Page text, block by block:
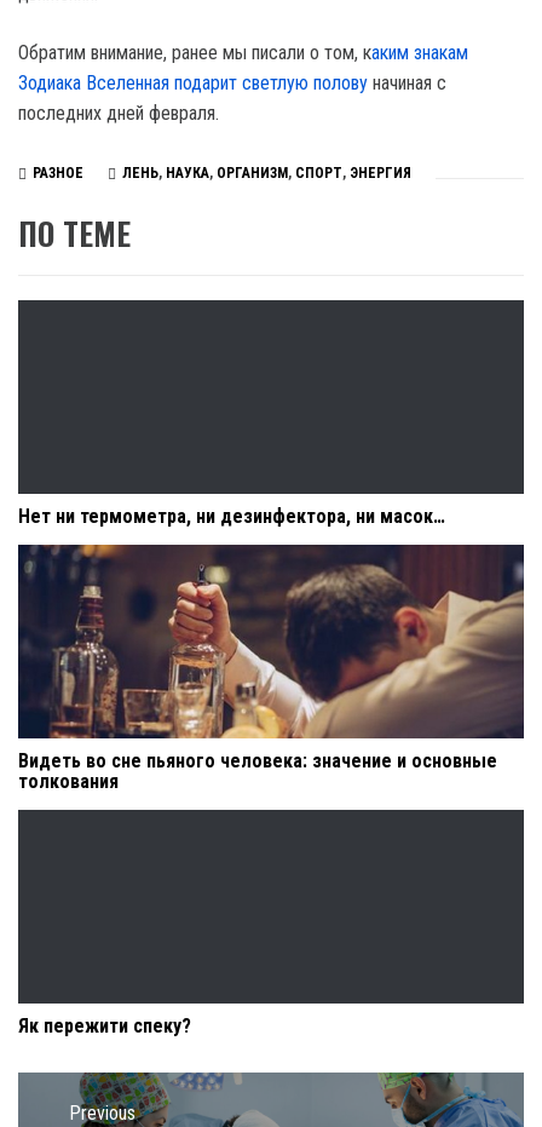
Обратим внимание, ранее мы писали о том, каким знакам
Зодиака Вселенная подарит светлую полову начиная с
последних дней февраля.
РАЗНОЕ ЛЕНЬ, НАУКА, ОРГАНИЗМ , СПОРТ, ЭНЕРГИЯ
ПО ТЕМЕ
Нет ни термометра, ни дезинфектора, ни масок…
Видеть во сне пьяного человека: значение и основные
толкования
Як пережити спеку?
Навигация
Previous